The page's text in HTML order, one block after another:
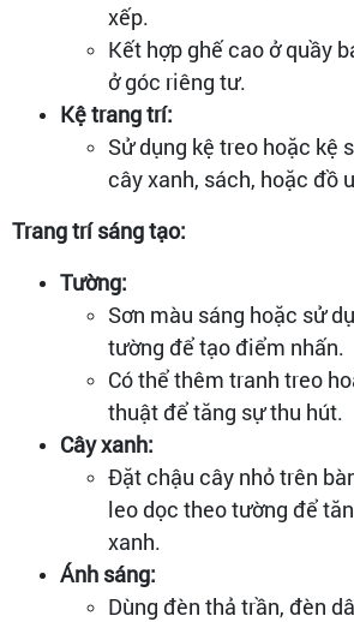
xếp.
Kết hợp ghế cao ở quầy
ở góc riêng tư.
Kệ trang trí:
Sử dụng kệ treo hoặc kệ
cây xanh, sách, hoặc đồ
Trang trí sáng tạo:
Tường:
Sơn màu sáng hoặc sử
tường để tạo điểm nhấn.
Có thể thêm tranh treo
thuật để tăng sự thu hút.
Cây xanh:
Đặt chậu cây nhỏ trên
leo dọc theo tường để
xanh.
Ánh sáng:
Dùng đèn thả trần, đèn